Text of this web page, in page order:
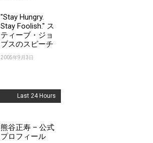
"Stay Hungry.
Stay Foolish." ス
ティーブ・ジョ
ブスのスピーチ
2005年9月3日
Last 24 Hours
熊谷正寿 – 公式
プロフィール